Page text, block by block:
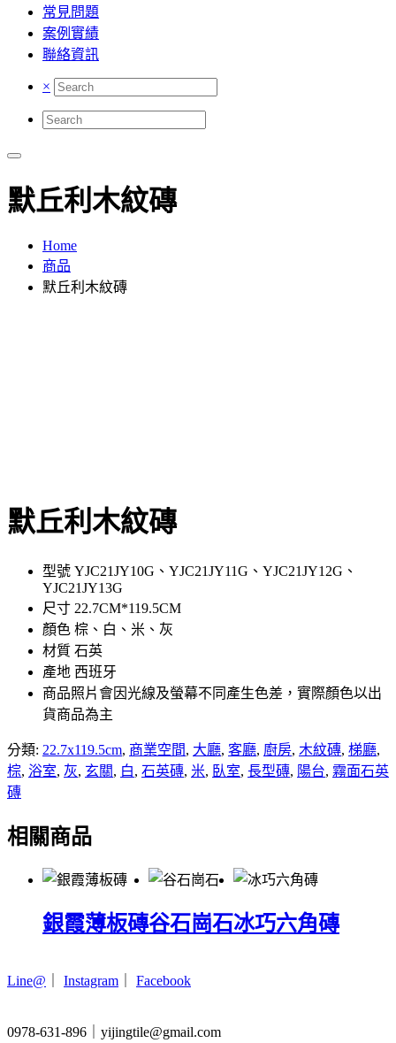
常見問題
案例實績
聯絡資訊
×
默丘利木紋磚
Home
商品
默丘利木紋磚
默丘利木紋磚
型號 YJC21JY10G、YJC21JY11G、YJC21JY12G、
YJC21JY13G
尺寸 22.7CM*119.5CM
顏色 棕、白、米、灰
材質 石英
產地 西班牙
商品照片會因光線及螢幕不同產生色差，實際顏色以出
貨商品為主
分類: 22.7x119.5cm, 商業空間, 大廳, 客廳, 廚房, 木紋磚, 梯廳,
棕, 浴室, 灰, 玄關, 白, 石英磚, 米, 臥室, 長型磚, 陽台, 霧面石英
磚
相關商品
銀霞薄板磚谷石崗石冰巧六角磚
Line@ Instagram Facebook
0978-631-896｜yijingtile@gmail.com